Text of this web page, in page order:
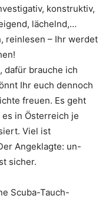
konstruktiv,
lächelnd,…
reinlesen – Ihr werdet
dafür brauche ich
Ihr euch dennoch
freuen. Es geht
in Österreich je
Viel ist
Angeklagte: un-
sicher.
Scuba-Tauch-